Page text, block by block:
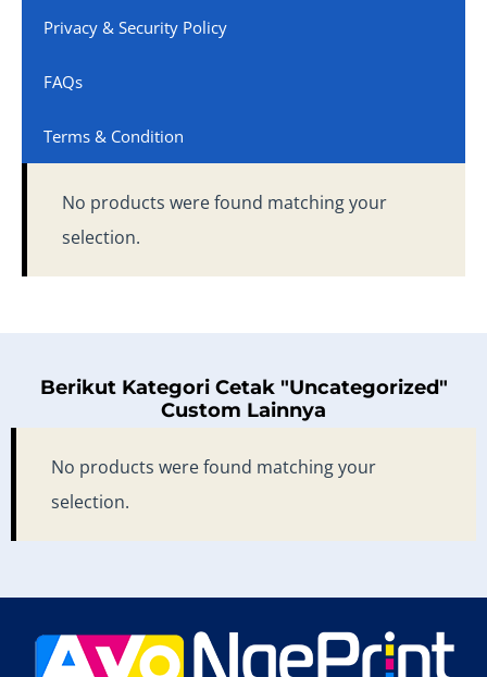
Privacy & Security Policy
FAQs
Terms & Condition
No products were found matching your
selection.
Berikut Kategori Cetak "Uncategorized"
Custom Lainnya
No products were found matching your
selection.